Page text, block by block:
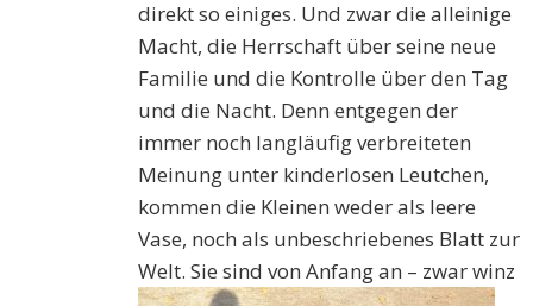
direkt so einiges. Und zwar die alleinige
Macht, die Herrschaft über seine neue
Familie und die Kontrolle über den Tag
und die Nacht. Denn entgegen der
immer noch langläufig verbreiteten
Meinung unter kinderlosen Leutchen,
kommen die Kleinen weder als leere
Vase, noch als unbeschriebenes Blatt zur
Welt. Sie sind von Anfang an – zwar winz